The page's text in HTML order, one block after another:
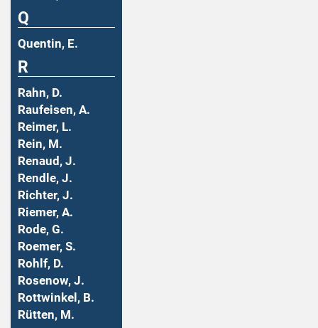
Q
Quentin, E.
R
Rahn, D.
Raufeisen, A.
Reimer, L.
Rein, M.
Renaud, J.
Rendle, J.
Richter, J.
Riemer, A.
Rode, G.
Roemer, S.
Rohlf, D.
Rosenow, J.
Rottwinkel, B.
Rütten, M.